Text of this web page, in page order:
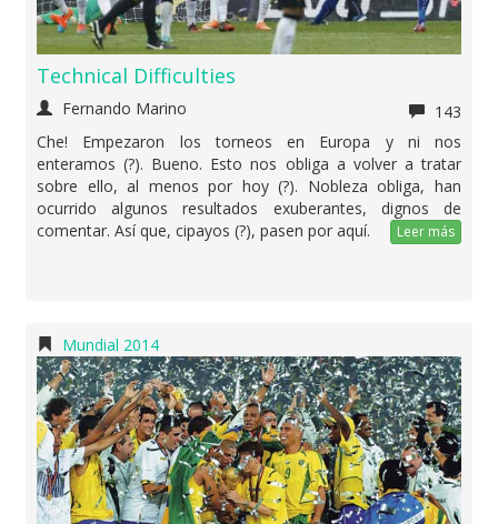
Technical Difficulties
Fernando Marino
143
Che! Empezaron los torneos en Europa y ni nos
enteramos (?). Bueno. Esto nos obliga a volver a tratar
sobre ello, al menos por hoy (?). Nobleza obliga, han
ocurrido algunos resultados exuberantes, dignos de
comentar. Así que, cipayos (?), pasen por aquí.
Leer más
Mundial 2014